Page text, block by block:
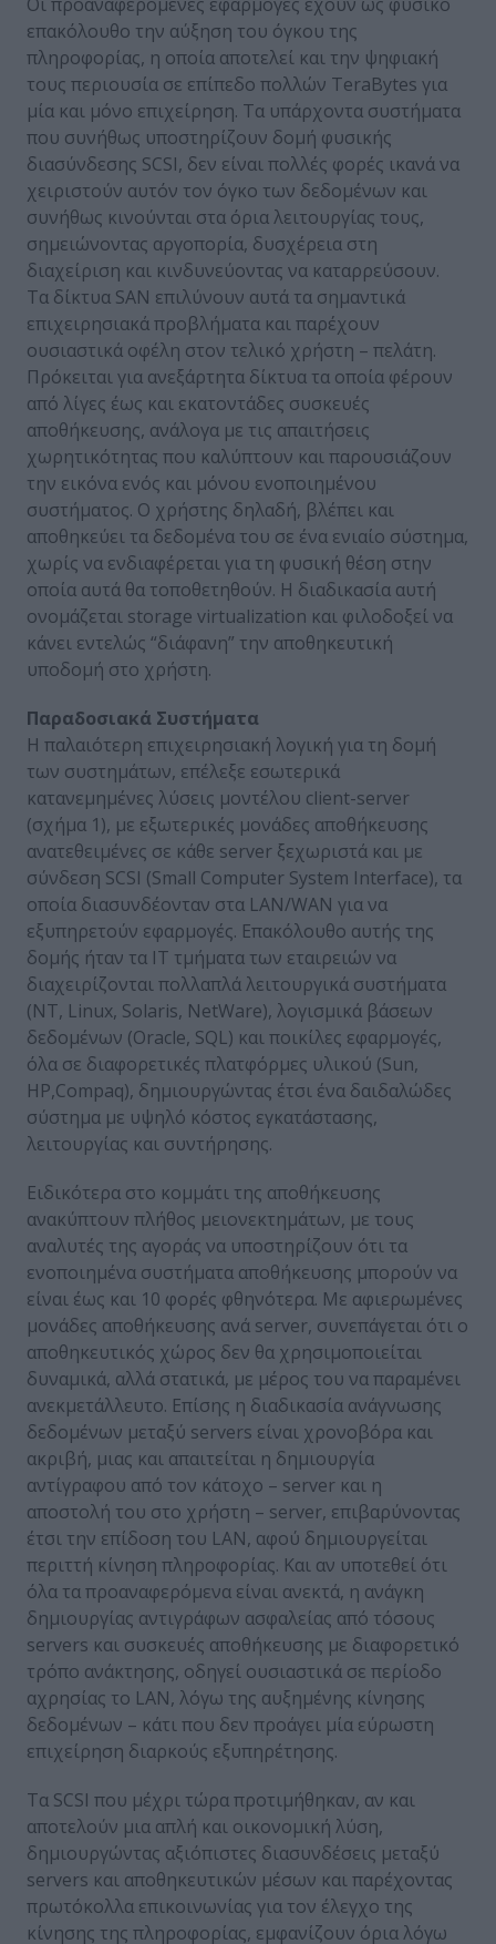
επακόλουθο την αύξηση του όγκου της
πληροφορίας, η οποία αποτελεί και την ψηφιακή
τους περιουσία σε επίπεδο πολλών TeraBytes για
μία και μόνο επιχείρηση. Τα υπάρχοντα συστήματα
που συνήθως υποστηρίζουν δομή φυσικής
διασύνδεσης SCSI, δεν είναι πολλές φορές ικανά να
χειριστούν αυτόν τον όγκο των δεδομένων και
συνήθως κινούνται στα όρια λειτουργίας τους,
σημειώνοντας αργοπορία, δυσχέρεια στη
διαχείριση και κινδυνεύοντας να καταρρεύσουν.
Τα δίκτυα SAN επιλύνουν αυτά τα σημαντικά
επιχειρησιακά προβλήματα και παρέχουν
ουσιαστικά οφέλη στον τελικό χρήστη – πελάτη.
Πρόκειται για ανεξάρτητα δίκτυα τα οποία φέρουν
από λίγες έως και εκατοντάδες συσκευές
αποθήκευσης, ανάλογα με τις απαιτήσεις
χωρητικότητας που καλύπτουν και παρουσιάζουν
την εικόνα ενός και μόνου ενοποιημένου
συστήματος. Ο χρήστης δηλαδή, βλέπει και
αποθηκεύει τα δεδομένα του σε ένα ενιαίο σύστημα,
χωρίς να ενδιαφέρεται για τη φυσική θέση στην
οποία αυτά θα τοποθετηθούν. Η διαδικασία αυτή
ονομάζεται storage virtualization και φιλοδοξεί να
κάνει εντελώς “διάφανη” την αποθηκευτική
υποδομή στο χρήστη.
Παραδοσιακά Συστήματα
Η παλαιότερη επιχειρησιακή λογική για τη δομή
των συστημάτων, επέλεξε εσωτερικά
κατανεμημένες λύσεις μοντέλου client-server
(σχήμα 1), με εξωτερικές μονάδες αποθήκευσης
ανατεθειμένες σε κάθε server ξεχωριστά και με
σύνδεση SCSI (Small Computer System Interface), τα
οποία διασυνδέονταν στα LAN/WAN για να
εξυπηρετούν εφαρμογές. Επακόλουθο αυτής της
δομής ήταν τα ΙΤ τμήματα των εταιρειών να
διαχειρίζονται πολλαπλά λειτουργικά συστήματα
(NT, Linux, Solaris, NetWare), λογισμικά βάσεων
δεδομένων (Oracle, SQL) και ποικίλες εφαρμογές,
όλα σε διαφορετικές πλατφόρμες υλικού (Sun,
HP,Compaq), δημιουργώντας έτσι ένα δαιδαλώδες
σύστημα με υψηλό κόστος εγκατάστασης,
λειτουργίας και συντήρησης.
Ειδικότερα στο κομμάτι της αποθήκευσης
ανακύπτουν πλήθος μειονεκτημάτων, με τους
αναλυτές της αγοράς να υποστηρίζουν ότι τα
ενοποιημένα συστήματα αποθήκευσης μπορούν να
είναι έως και 10 φορές φθηνότερα. Με αφιερωμένες
μονάδες αποθήκευσης ανά server, συνεπάγεται ότι ο
αποθηκευτικός χώρος δεν θα χρησιμοποιείται
δυναμικά, αλλά στατικά, με μέρος του να παραμένει
ανεκμετάλλευτο. Επίσης η διαδικασία ανάγνωσης
δεδομένων μεταξύ servers είναι χρονοβόρα και
ακριβή, μιας και απαιτείται η δημιουργία
αντίγραφου από τον κάτοχο – server και η
αποστολή του στο χρήστη – server, επιβαρύνοντας
έτσι την επίδοση του LAN, αφού δημιουργείται
περιττή κίνηση πληροφορίας. Και αν υποτεθεί ότι
όλα τα προαναφερόμενα είναι ανεκτά, η ανάγκη
δημιουργίας αντιγράφων ασφαλείας από τόσους
servers και συσκευές αποθήκευσης με διαφορετικό
τρόπο ανάκτησης, οδηγεί ουσιαστικά σε περίοδο
αχρησίας το LAN, λόγω της αυξημένης κίνησης
δεδομένων – κάτι που δεν προάγει μία εύρωστη
επιχείρηση διαρκούς εξυπηρέτησης.
Τα SCSI που μέχρι τώρα προτιμήθηκαν, αν και
αποτελούν μια απλή και οικονομική λύση,
δημιουργώντας αξιόπιστες διασυνδέσεις μεταξύ
servers και αποθηκευτικών μέσων και παρέχοντας
πρωτόκολλα επικοινωνίας για τον έλεγχο της
κίνησης της πληροφορίας, εμφανίζουν όρια λόγω